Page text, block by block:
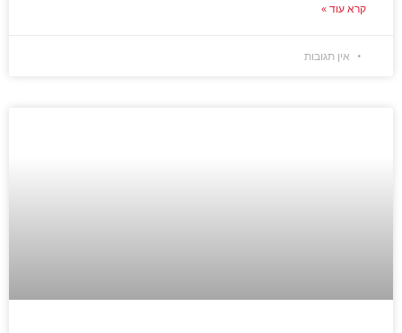
קרא עוד »
אין תגובות